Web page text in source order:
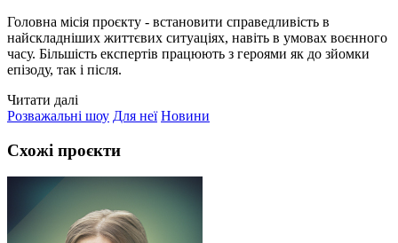
Головна місія проєкту - встановити справедливість в
найскладніших життєвих ситуаціях, навіть в умовах воєнного
часу. Більшість експертів працюють з героями як до зйомки
епізоду, так і після.
Читати далі
Розважальні шоу Для неї Новини
Схожі проєкти